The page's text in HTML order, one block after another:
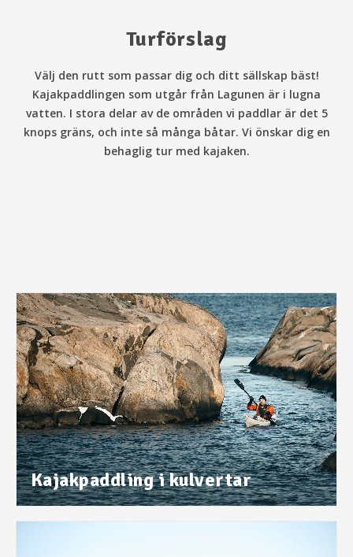
Turförslag
Välj den rutt som passar dig och ditt sällskap bäst!
Kajakpaddlingen som utgår från Lagunen är i lugna
vatten. I stora delar av de områden vi paddlar är det 5
knops gräns, och inte så många båtar. Vi önskar dig en
behaglig tur med kajaken.
Kajakpaddling i kulvertar